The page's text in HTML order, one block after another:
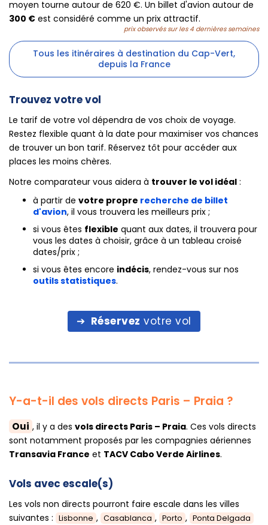
moyen tourne autour de 620 €. Un billet d'avion autour de
300 € est considéré comme un prix attractif.
prix observés sur les 4 dernières semaines
Tous les itinéraires à destination du Cap-Vert,
depuis la France
Trouvez votre vol
Le tarif de votre vol dépendra de vos choix de voyage.
Restez flexible quant à la date pour maximiser vos chances
de trouver un bon tarif. Réservez tôt pour accéder aux
places les moins chères.
Notre comparateur vous aidera à trouver le vol idéal :
à partir de votre propre recherche de billet
d'avion, il vous trouvera les meilleurs prix ;
si vous êtes flexible quant aux dates, il trouvera pour
vous les dates à choisir, grâce à un tableau croisé
dates/prix ;
si vous êtes encore indécis, rendez-vous sur nos
outils statistiques.
Réservez votre vol
Y-a-t-il des vols directs Paris – Praia ?
Oui , il y a des vols directs Paris – Praia. Ces vols directs
sont notamment proposés par les compagnies aériennes
Transavia France et TACV Cabo Verde Airlines.
Vols avec escale(s)
Les vols non directs pourront faire escale dans les villes
suivantes : Lisbonne , Casablanca , Porto , Ponta Delgada